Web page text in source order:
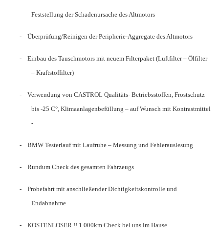
Feststellung der Schadenursache des Altmotors
- Überprüfung/Reinigen der Peripherie-Aggregate des Altmotors
-
Einbau des Tauschmotors mit neuem Filterpaket (Luftfilter – Ölfilter
– Kraftstoffilter)
-
Verwendung von CASTROL Qualitäts- Betriebsstoffen, Frostschutz
bis -25 C°, Klimaanlagenbefüllung – auf Wunsch mit Kontrastmittel
-
- BMW Testerlauf mit Laufruhe – Messung und Fehlerauslesung
- Rundum Check des gesamten Fahrzeugs
-
Probefahrt mit anschließender Dichtigkeitskontrolle und
Endabnahme
- KOSTENLOSER !! 1.000km Check bei uns im Hause